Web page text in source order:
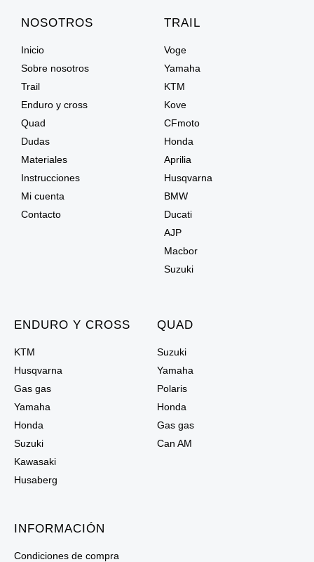
NOSOTROS
Inicio
Sobre nosotros
Trail
Enduro y cross
Quad
Dudas
Materiales
Instrucciones
Mi cuenta
Contacto
TRAIL
Voge
Yamaha
KTM
Kove
CFmoto
Honda
Aprilia
Husqvarna
BMW
Ducati
AJP
Macbor
Suzuki
ENDURO Y CROSS
KTM
Husqvarna
Gas gas
Yamaha
Honda
Suzuki
Kawasaki
Husaberg
QUAD
Suzuki
Yamaha
Polaris
Honda
Gas gas
Can AM
INFORMACIÓN
Condiciones de compra